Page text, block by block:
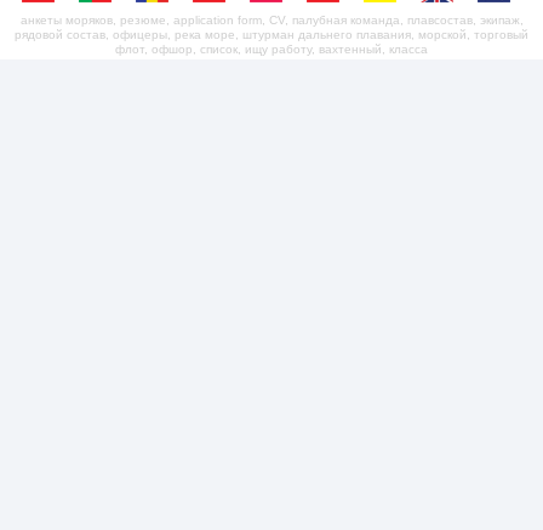
анкеты моряков, резюме, application form, CV, палубная команда, плавсостав, экипаж,
рядовой состав, офицеры, река море, штурман дальнего плавания, морской, торговый
флот, офшор, список, ищу работу, вахтенный, класса